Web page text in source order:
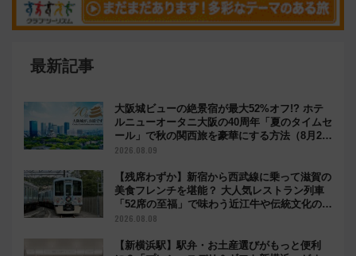
最新記事
大阪城ビューの絶景宿が最大52%オフ!? ホテ
ルニューオータニ大阪の40周年「夏のタイムセ
ール」で秋の関西旅を豪華にする方法（8月20
日まで！）
2026.08.09
【残席わずか】新宿から西武線に乗って滋賀の
美食フレンチを堪能？ 大人気レストラン列車
「52席の至福」で味わう近江牛や伝統文化の特
別コラボ
2026.08.08
【新横浜駅】駅弁・お土産選びがもっと便利